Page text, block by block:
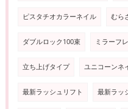
ピスタチオカラーネイル むら
ダブルロック100束 ミラーフ
立ち上げタイプ ユニコーンネ
最新ラッシュリフト 最新ラッ